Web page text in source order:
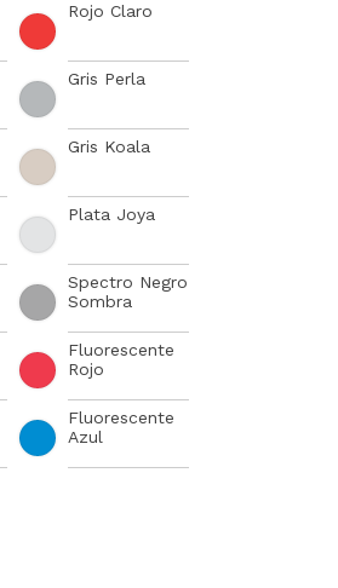
Rojo Claro
Gris Perla
Gris Koala
Plata Joya
Spectro Negro
Sombra
Fluorescente
Rojo
Fluorescente
Azul